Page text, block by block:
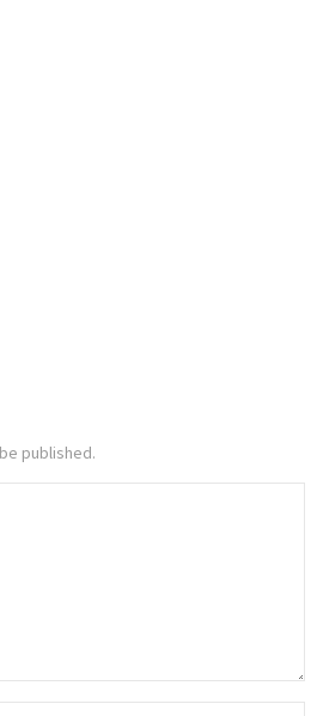
published.